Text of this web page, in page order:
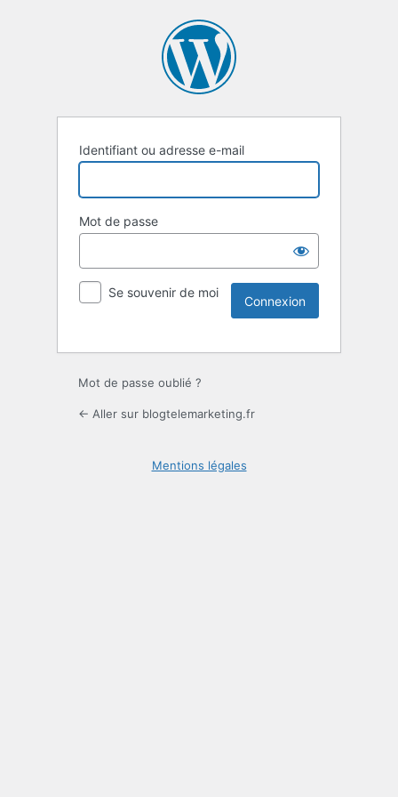
Identifiant ou adresse e-mail
Mot de passe
Se souvenir de moi
Mot de passe oublié ?
← Aller sur blogtelemarketing.fr
Mentions légales